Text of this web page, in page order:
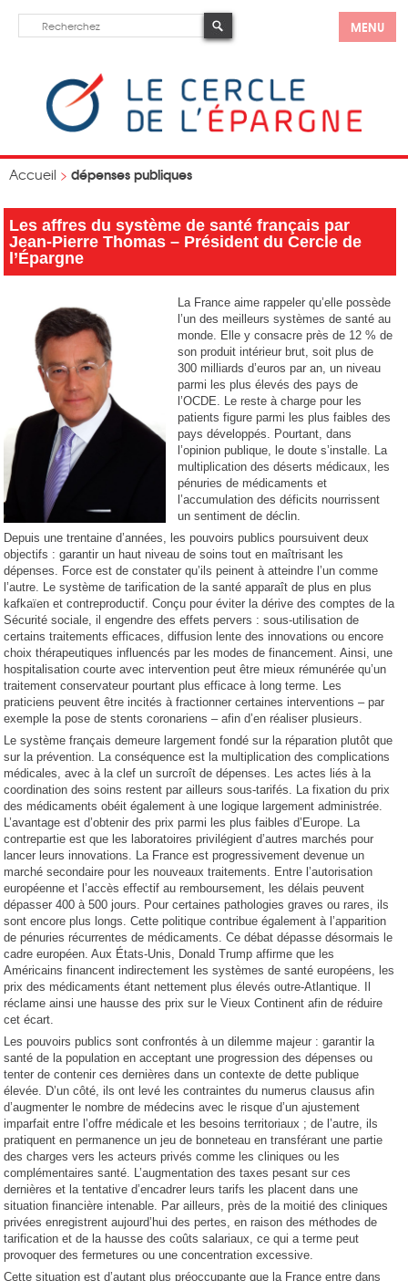
MENU
Accueil > dépenses publiques
Les affres du système de santé français par
Jean-Pierre Thomas – Président du Cercle de
l’Épargne
La France aime rappeler qu’elle possède
l’un des meilleurs systèmes de santé au
monde. Elle y consacre près de 12 % de
son produit intérieur brut, soit plus de
300 milliards d’euros par an, un niveau
parmi les plus élevés des pays de
l’OCDE. Le reste à charge pour les
patients figure parmi les plus faibles des
pays développés. Pourtant, dans
l’opinion publique, le doute s’installe. La
multiplication des déserts médicaux, les
pénuries de médicaments et
l’accumulation des déficits nourrissent
un sentiment de déclin.
Depuis une trentaine d’années, les pouvoirs publics poursuivent deux
objectifs : garantir un haut niveau de soins tout en maîtrisant les
dépenses. Force est de constater qu’ils peinent à atteindre l’un comme
l’autre. Le système de tarification de la santé apparaît de plus en plus
kafkaïen et contreproductif. Conçu pour éviter la dérive des comptes de la
Sécurité sociale, il engendre des effets pervers : sous-utilisation de
certains traitements efficaces, diffusion lente des innovations ou encore
choix thérapeutiques influencés par les modes de financement. Ainsi, une
hospitalisation courte avec intervention peut être mieux rémunérée qu’un
traitement conservateur pourtant plus efficace à long terme. Les
praticiens peuvent être incités à fractionner certaines interventions – par
exemple la pose de stents coronariens – afin d’en réaliser plusieurs.
Le système français demeure largement fondé sur la réparation plutôt que
sur la prévention. La conséquence est la multiplication des complications
médicales, avec à la clef un surcroît de dépenses. Les actes liés à la
coordination des soins restent par ailleurs sous-tarifés. La fixation du prix
des médicaments obéit également à une logique largement administrée.
L’avantage est d’obtenir des prix parmi les plus faibles d’Europe. La
contrepartie est que les laboratoires privilégient d’autres marchés pour
lancer leurs innovations. La France est progressivement devenue un
marché secondaire pour les nouveaux traitements. Entre l’autorisation
européenne et l’accès effectif au remboursement, les délais peuvent
dépasser 400 à 500 jours. Pour certaines pathologies graves ou rares, ils
sont encore plus longs. Cette politique contribue également à l’apparition
de pénuries récurrentes de médicaments. Ce débat dépasse désormais le
cadre européen. Aux États-Unis, Donald Trump affirme que les
Américains financent indirectement les systèmes de santé européens, les
prix des médicaments étant nettement plus élevés outre-Atlantique. Il
réclame ainsi une hausse des prix sur le Vieux Continent afin de réduire
cet écart.
Les pouvoirs publics sont confrontés à un dilemme majeur : garantir la
santé de la population en acceptant une progression des dépenses ou
tenter de contenir ces dernières dans un contexte de dette publique
élevée. D’un côté, ils ont levé les contraintes du numerus clausus afin
d’augmenter le nombre de médecins avec le risque d’un ajustement
imparfait entre l’offre médicale et les besoins territoriaux ; de l’autre, ils
pratiquent en permanence un jeu de bonneteau en transférant une partie
des charges vers les acteurs privés comme les cliniques ou les
complémentaires santé. L’augmentation des taxes pesant sur ces
dernières et la tentative d’encadrer leurs tarifs les placent dans une
situation financière intenable. Par ailleurs, près de la moitié des cliniques
privées enregistrent aujourd’hui des pertes, en raison des méthodes de
tarification et de la hausse des coûts salariaux, ce qui a terme peut
provoquer des fermetures ou une concentration excessive.
Cette situation est d’autant plus préoccupante que la France entre dans